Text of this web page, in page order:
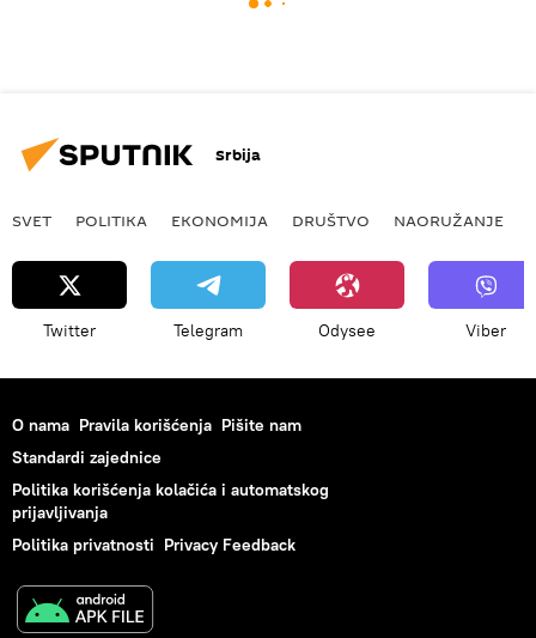
Srbija
SVET POLITIKA EKONOMIJA DRUŠTVO NAORUŽANJE
Twitter Telegram Odysee Viber
O nama Pravila korišćenja Pišite nam
Standardi zajednice
Politika korišćenja kolačića i automatskog
prijavljivanja
Politika privatnosti Privacy Feedback